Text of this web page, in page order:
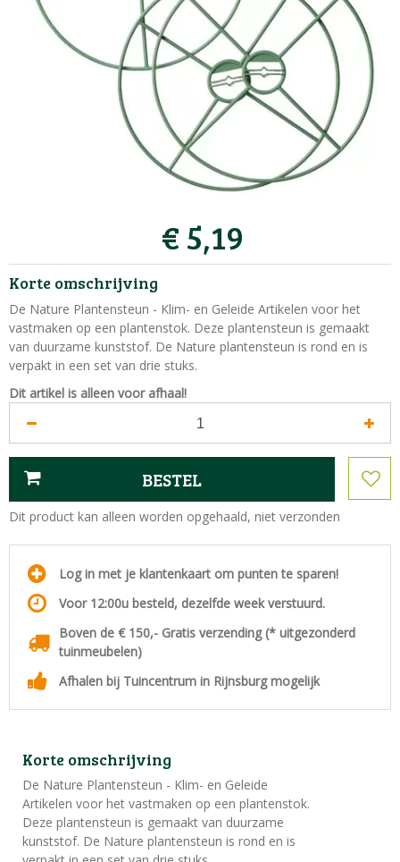
€5,19
Korte omschrijving
De Nature Plantensteun - Klim- en Geleide Artikelen voor het
vastmaken op een plantenstok. Deze plantensteun is gemaakt
van duurzame kunststof. De Nature plantensteun is rond en is
verpakt in een set van drie stuks.
Dit artikel is alleen voor afhaal!
Dit product kan alleen worden opgehaald, niet verzonden
Log in met je klantenkaart om punten te sparen!
Voor 12:00u besteld, dezelfde week verstuurd.
Boven de € 150,- Gratis verzending (* uitgezonderd
tuinmeubelen)
Afhalen bij Tuincentrum in Rijnsburg mogelijk
Korte omschrijving
De Nature Plantensteun - Klim- en Geleide
Artikelen voor het vastmaken op een plantenstok.
Deze plantensteun is gemaakt van duurzame
kunststof. De Nature plantensteun is rond en is